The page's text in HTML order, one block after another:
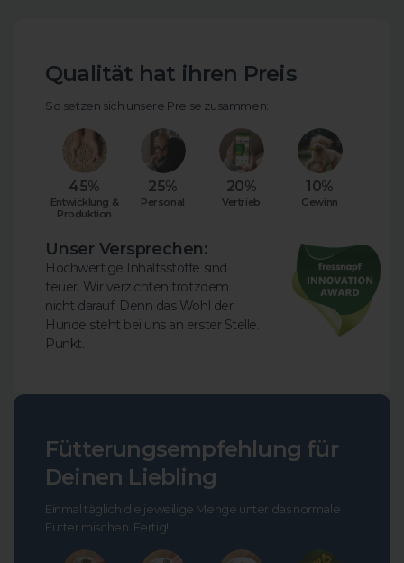
Qualität hat ihren Preis
So setzen sich unsere Preise zusammen:
45%
Entwicklung &
Produktion
25%
Personal
20%
Vertrieb
10%
Gewinn
Unser Versprechen:
Hochwertige Inhaltsstoffe sind
teuer. Wir verzichten trotzdem
nicht darauf. Denn das Wohl der
Hunde steht bei uns an erster Stelle.
Punkt.
Fütterungsempfehlung für
Deinen Liebling
Einmal täglich die jeweilige Menge unter das normale
Futter mischen. Fertig!